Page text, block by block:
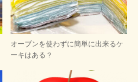
オーブンを使わずに簡単に出来るケ
ーキはある？